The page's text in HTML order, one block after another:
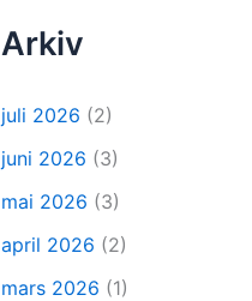
Arkiv
juli 2026 (2)
juni 2026 (3)
mai 2026 (3)
april 2026 (2)
mars 2026 (1)